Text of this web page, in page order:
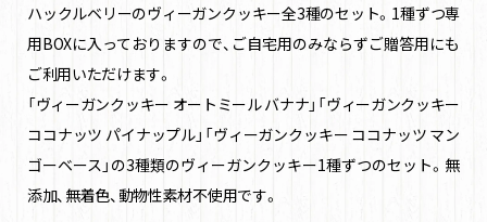
ハックルベリーのヴィーガンクッキー全3種のセット。1種ずつ専
用BOXに入っておりますので、ご自宅用のみならずご贈答用にも
ご利用いただけます。
「ヴィーガンクッキー オートミール バナナ」「ヴィーガンクッキー
ココナッツ パイナップル」「ヴィーガンクッキー ココナッツ マン
ゴーベース」の3種類のヴィーガンクッキー1種ずつのセット。無
添加、無着色、動物性素材不使用です。